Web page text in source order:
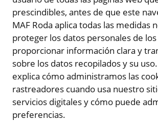
prescindibles, antes de que este
MAF Roda aplica todas las medidas
proteger los datos personales de
proporcionar información clara y
sobre los datos recopilados y su
explica cómo administramos las
rastreadores cuando usa nuestro
servicios digitales y cómo puede
preferencias.